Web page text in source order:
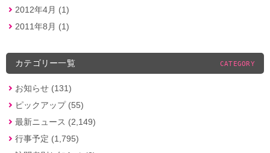
2012年4月 (1)
2011年8月 (1)
カテゴリー一覧 CATEGORY
お知らせ (131)
ピックアップ (55)
最新ニュース (2,149)
行事予定 (1,795)